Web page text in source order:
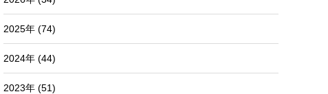
2025年 (74)
2024年 (44)
2023年 (51)